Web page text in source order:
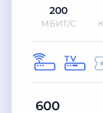
200
МБИТ/С
600